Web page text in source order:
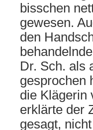
bisschen
gewesen.
den
Dr. Sch. als
gesprochen
die Klägerin
erklärte der
gesagt,